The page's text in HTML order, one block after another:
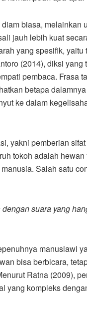
biasa, melainkan
jauh lebih kuat
yang spesifik, yaitu
(2014), diksi yang
pembaca. Frasa
betapa
ke dalam
yakni pemberian sifat
tokoh adalah hewan
Salah satu
suara yang
manusiawi
bisa berbicara,
Ratna (2009),
yang kompleks